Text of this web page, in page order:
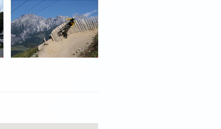
kostet pro Wagen rund 7
leogang.pdf"
type="application/x-
embed>